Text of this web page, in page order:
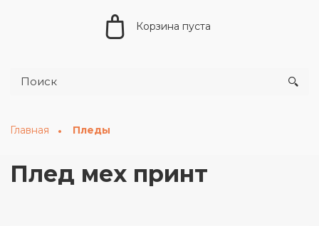
Корзина пуста
Главная Пледы
Плед мех принт